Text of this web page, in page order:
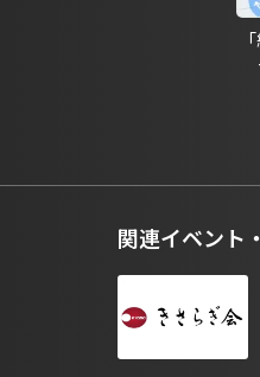
関連イベント